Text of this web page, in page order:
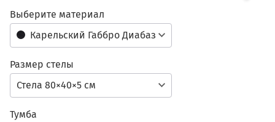
Карельский Габбро Диабаз
Выберите материал
Стела 80×40×5 см
Размер стелы
Тумба